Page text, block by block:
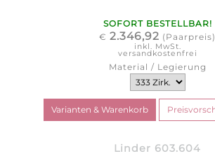
SOFORT BESTELLBAR!
€ 2.346,92 (Paarpreis)
inkl. MwSt.
versandkostenfrei
Material / Legierung
Linder 603.604